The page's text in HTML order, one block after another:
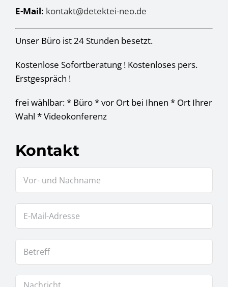
E-Mail: kontakt@detektei-neo.de
Unser Büro ist 24 Stunden besetzt.
Kostenlose Sofortberatung ! Kostenloses pers.
Erstgespräch !
frei wählbar: * Büro * vor Ort bei Ihnen * Ort Ihrer
Wahl * Videokonferenz
Kontakt